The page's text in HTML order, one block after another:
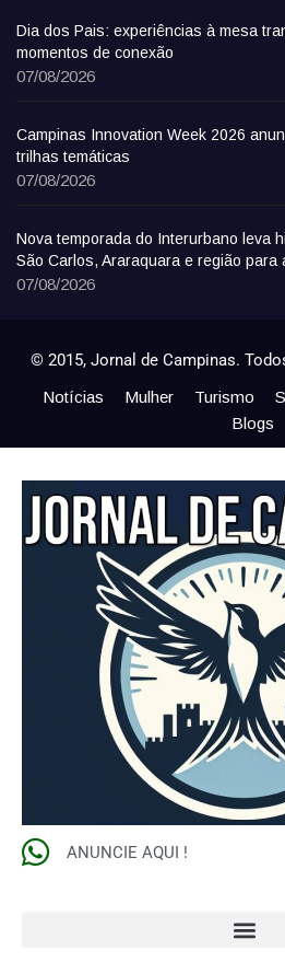
Dia dos Pais: experiências à mesa
momentos de conexão
07/08/2026
Campinas Innovation Week 2026
trilhas temáticas
07/08/2026
Nova temporada do Interurbano leva
São Carlos, Araraquara e região para
07/08/2026
© 2015, Jornal de Campinas.
Notícias Mulher Turismo
Blogs
ANUNCIE AQUI !